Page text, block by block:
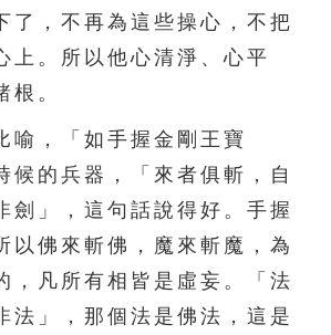
了，不再為這些操心，不把
上。所以他心清淨、心平
根。
，「如手握金剛王寶
候的兵器，「來者俱斬，自
劍」，這句話說得好。手握
以佛來斬佛，魔來斬魔，為
，凡所有相皆是虛妄。「法
法」，那個法是佛法，這是